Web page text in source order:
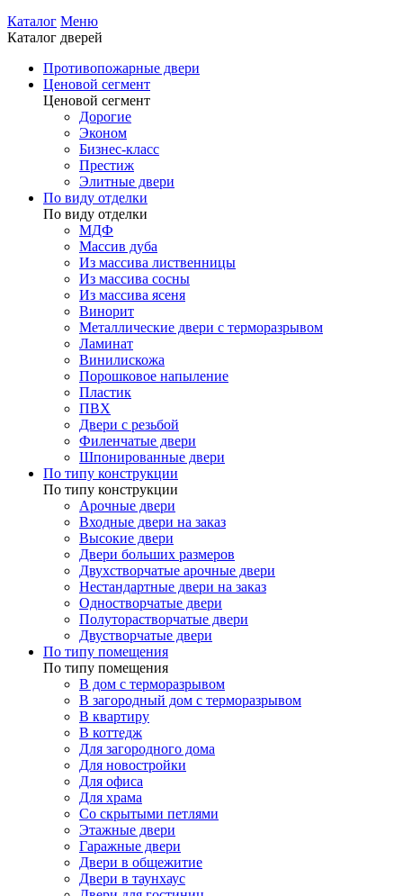
Каталог Меню
Каталог дверей
Противопожарные двери
Ценовой сегмент
Ценовой сегмент
Дорогие
Эконом
Бизнес-класс
Престиж
Элитные двери
По виду отделки
По виду отделки
МДФ
Массив дуба
Из массива лиственницы
Из массива сосны
Из массива ясеня
Винорит
Металлические двери с терморазрывом
Ламинат
Винилискожа
Порошковое напыление
Пластик
ПВХ
Двери с резьбой
Филенчатые двери
Шпонированные двери
По типу конструкции
По типу конструкции
Арочные двери
Входные двери на заказ
Высокие двери
Двери больших размеров
Двухстворчатые арочные двери
Нестандартные двери на заказ
Одностворчатые двери
Полуторастворчатые двери
Двустворчатые двери
По типу помещения
По типу помещения
В дом с терморазрывом
В загородный дом с терморазрывом
В квартиру
В коттедж
Для загородного дома
Для новостройки
Для офиса
Для храма
Со скрытыми петлями
Этажные двери
Гаражные двери
Двери в общежитие
Двери в таунхаус